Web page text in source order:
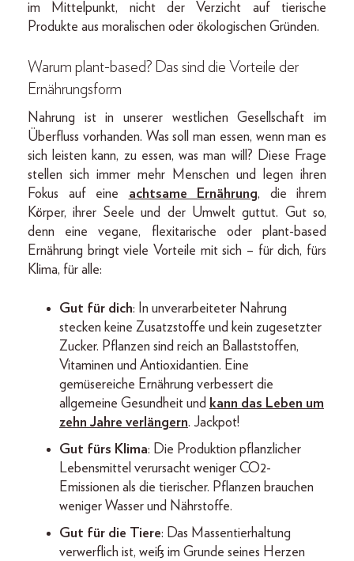
im Mittelpunkt, nicht der Verzicht auf tierische
Produkte aus moralischen oder ökologischen Gründen.
Warum plant-based? Das sind die Vorteile der
Ernährungsform
Nahrung ist in unserer westlichen Gesellschaft im
Überfluss vorhanden. Was soll man essen, wenn man es
sich leisten kann, zu essen, was man will? Diese Frage
stellen sich immer mehr Menschen und legen ihren
Fokus auf eine achtsame Ernährung, die ihrem
Körper, ihrer Seele und der Umwelt guttut. Gut so,
denn eine vegane, flexitarische oder plant-based
Ernährung bringt viele Vorteile mit sich – für dich, fürs
Klima, für alle:
Gut für dich: In unverarbeiteter Nahrung
stecken keine Zusatzstoffe und kein zugesetzter
Zucker. Pflanzen sind reich an Ballaststoffen,
Vitaminen und Antioxidantien. Eine
gemüsereiche Ernährung verbessert die
allgemeine Gesundheit und kann das Leben um
zehn Jahre verlängern. Jackpot!
Gut fürs Klima: Die Produktion pflanzlicher
Lebensmittel verursacht weniger CO2-
Emissionen als die tierischer. Pflanzen brauchen
weniger Wasser und Nährstoffe.
Gut für die Tiere: Das Massentierhaltung
verwerflich ist, weiß im Grunde seines Herzen